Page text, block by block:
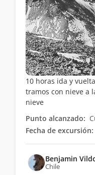
10 horas ida y
tramos con nieve a
nieve
Punto alcanzado:
Fecha de excursión:
Benjamin
Chile